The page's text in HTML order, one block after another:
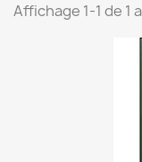
Affichage 1-1 de 1